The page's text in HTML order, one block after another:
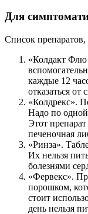
Для
Список препаратов,
«Колдакт
каждые 12
отказаться от
«Колдрекс».
Надо по одной
Этот препарат
печеночная
«Ринза».
Их нельзя
болезнями
«Фервекс».
порошком,
стоит
день нельзя